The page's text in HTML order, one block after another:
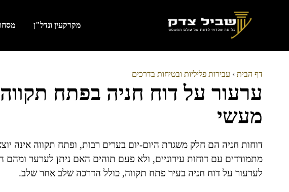
מקרקעין ונדל"ן
דף הבית › עבירות פליליות ובטיחות בדרכים
ערעור על דוח חניה בפתח
מעשי
דוחות חניה הם חלק משגרת היום-יום בערים רבות, ופתח תקווה אינה
מתמודדים עם דוחות עירוניים, ולא פעם תוהים האם ניתן לערער
לערעור על דוח חניה בעיר פתח תקווה, כולל הדרכה שלב אחר שלב.